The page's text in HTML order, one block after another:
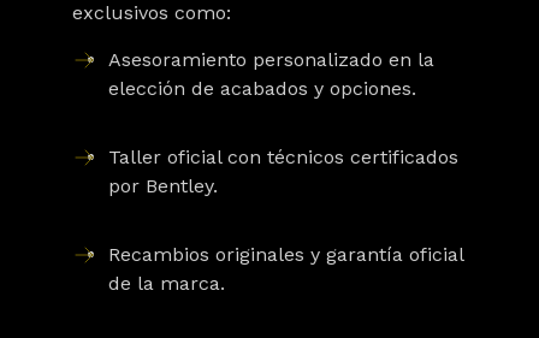
exclusivos como:
Asesoramiento personalizado en la
elección de acabados y opciones.
Taller oficialcon técnicos certificados
por Bentley.
Recambios originales y garantía oficial
de la marca.